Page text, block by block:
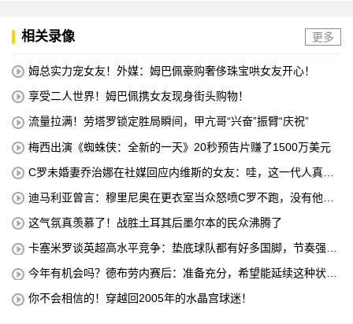
相关录像 更多
姆总实力宠女友！外媒：姆巴佩豪购奢侈珠宝哄女友开心！
享受二人世界！姆巴佩携女友现身街头购物！
流量拉满！劳塔罗锁定胜局瞬间，甲亢哥“兴奋”振臂“庆祝”
梅西出演《蜘蛛侠：全新的一天》20秒预告片赚了1500万美元
C罗未婚妻乔治娜在社媒回应内维斯的女友：哇，这一代人真劲
迪马利亚曾言：穆里尼奥在更衣室当众怒喷C罗不跑，没有他不
这气氛真羡慕了！战胜土耳其后墨尔本的民众沸腾了
卡塞米罗谈英超高水平竞争：垫底球队都有好多国脚，节奏强度
今年有机会吗？德布劳内赛后：准备充分，希望能延续这种状
你不会相信的！穿越回2005年的水晶宫球迷！